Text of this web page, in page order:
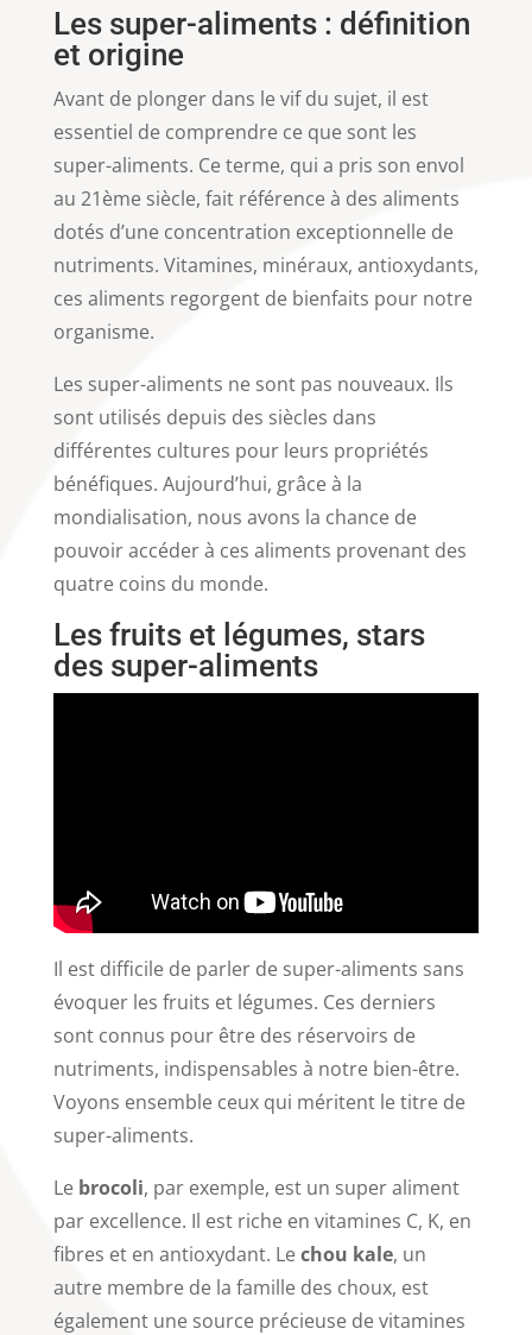
Les super-aliments : définition
et origine
Avant de plonger dans le vif du sujet, il est
essentiel de comprendre ce que sont les
super-aliments. Ce terme, qui a pris son envol
au 21ème siècle, fait référence à des aliments
dotés d’une concentration exceptionnelle de
nutriments. Vitamines, minéraux, antioxydants,
ces aliments regorgent de bienfaits pour notre
organisme.
Les super-aliments ne sont pas nouveaux. Ils
sont utilisés depuis des siècles dans
différentes cultures pour leurs propriétés
bénéfiques. Aujourd’hui, grâce à la
mondialisation, nous avons la chance de
pouvoir accéder à ces aliments provenant des
quatre coins du monde.
Les fruits et légumes, stars
des super-aliments
Il est difficile de parler de super-aliments sans
évoquer les fruits et légumes. Ces derniers
sont connus pour être des réservoirs de
nutriments, indispensables à notre bien-être.
Voyons ensemble ceux qui méritent le titre de
super-aliments.
Le brocoli, par exemple, est un super aliment
par excellence. Il est riche en vitamines C, K, en
fibres et en antioxydant. Lechou kale, un
autre membre de la famille des choux, est
également une source précieuse de vitamines